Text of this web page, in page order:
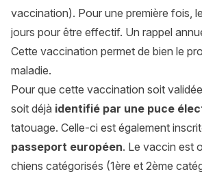
vaccination). Pour une première fois,
jours pour être effectif. Un rappel
Cette vaccination permet de bien le
maladie.
Pour que cette vaccination soit
soit déjà identifié par une puce
tatouage. Celle-ci est également
passeport européen. Le vaccin est
chiens catégorisés (1ère et 2ème